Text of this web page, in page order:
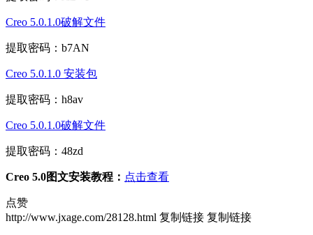
Creo 5.0.1.0破解文件
提取密码：b7AN
Creo 5.0.1.0 安装包
提取密码：h8av
Creo 5.0.1.0破解文件
提取密码：48zd
Creo 5.0图文安装教程： 点击查看
点赞
http://www.jxage.com/28128.html 复制链接 复制链接